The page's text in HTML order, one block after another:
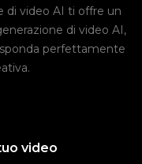
di video AI ti offre un
di video AI,
perfettamente
video